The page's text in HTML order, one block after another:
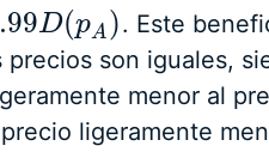
D(pA)
D(pA)
. Este
son iguales,
menor al
ligeramente